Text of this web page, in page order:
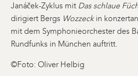
Janáček-Zyklus mit Das schlaue
dirigiert Bergs Wozzeckin
mit dem Symphonieorchester des
Rundfunks in München auftritt.
©Foto: Oliver Helbig